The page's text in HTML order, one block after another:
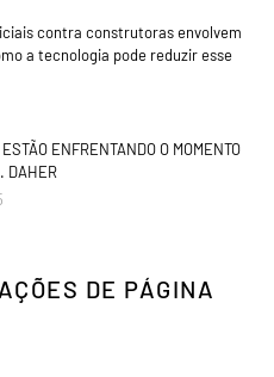
contra construtoras envolvem
a tecnologia pode reduzir esse
ENFRENTANDO O MOMENTO
DAHER
DE PÁGINA